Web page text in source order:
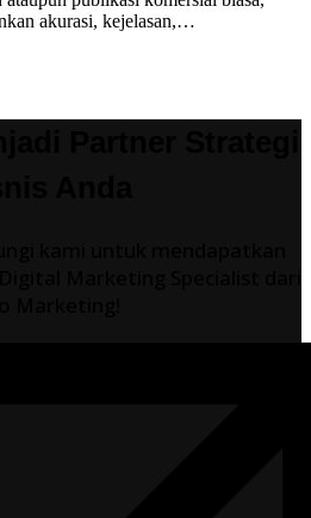
akurasi, kejelasan,…